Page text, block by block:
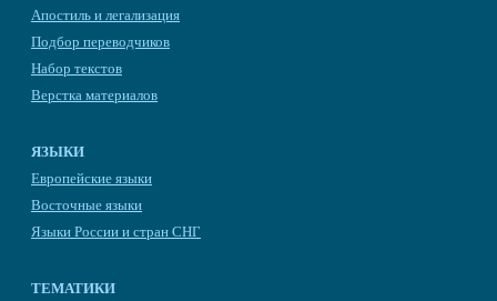
Апостиль и легализация
Подбор переводчиков
Набор текстов
Верстка материалов
ЯЗЫКИ
Европейские языки
Восточные языки
Языки России и стран СНГ
ТЕМАТИКИ